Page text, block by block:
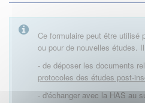
Ce formulaire peut être utilisé
ou pour de nouvelles études.
- de déposer les documents
protocoles des études post-
- d'échanger avec la HAS au